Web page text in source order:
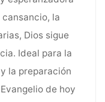
la
Dios sigue
Ideal para la
la preparación
de hoy